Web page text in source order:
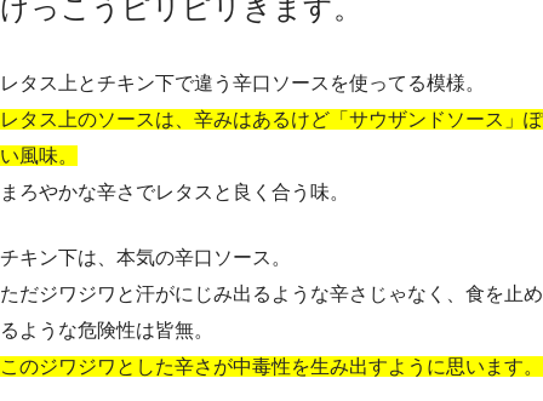
けっこうピリピリきます。
レタス上とチキン下で違う辛口ソースを使ってる模様。
レタス上のソースは、辛みはあるけど「サウザンドソース」ぽ
い風味。
まろやかな辛さでレタスと良く合う味。
チキン下は、本気の辛口ソース。
ただジワジワと汗がにじみ出るような辛さじゃなく、食を止め
るような危険性は皆無。
このジワジワとした辛さが中毒性を生み出すように思います。